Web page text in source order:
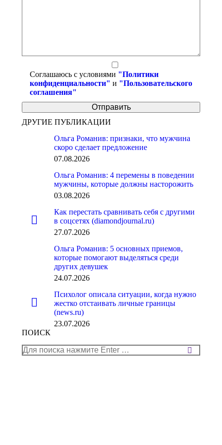
Соглашаюсь с условиями "Политики
конфиденциальности" и "Пользовательского
соглашения"
ДРУГИЕ ПУБЛИКАЦИИ
Ольга Романив: признаки, что мужчина
скоро сделает предложение
07.08.2026
Ольга Романив: 4 перемены в поведении
мужчины, которые должны насторожить
03.08.2026
Как перестать сравнивать себя с другими
в соцсетях (diamondjournal.ru)
27.07.2026
Ольга Романив: 5 основных приемов,
которые помогают выделяться среди
других девушек
24.07.2026
Психолог описала ситуации, когда нужно
жестко отстаивать личные границы
(news.ru)
23.07.2026
ПОИСК
Поиск: